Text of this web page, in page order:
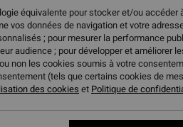
ECO-BONUS
35,95 €
63%
13,48 €
BONS PLANS
VENTE FLASH
Couleur
équivalente pour stocker et/ou accéder
vos données de navigation et votre
; pour mesurer la performance
audience ; pour développer et améliorer
non les cookies soumis à votre
(tels que certains cookies de
des cookies et Politique de